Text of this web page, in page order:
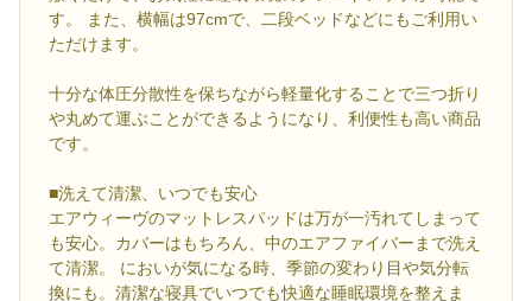
す。 また、横幅は97cmで、二段ベッドなどにもご利用い
ただけます。
十分な体圧分散性を保ちながら軽量化することで三つ折り
や丸めて運ぶことができるようになり、利便性も高い商品
です。
■洗えて清潔、いつでも安心
エアウィーヴのマットレスパッドは万が一汚れてしまって
も安心。カバーはもちろん、中のエアファイバーまで洗え
て清潔。 においが気になる時、季節の変わり目や気分転
換にも。清潔な寝具でいつでも快適な睡眠環境を整えま